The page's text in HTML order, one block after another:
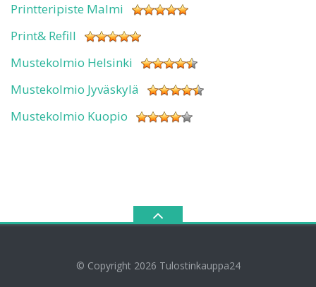
Printteripiste Malmi
Print& Refill
Mustekolmio Helsinki
Mustekolmio Jyväskylä
Mustekolmio Kuopio
© Copyright 2026 Tulostinkauppa24